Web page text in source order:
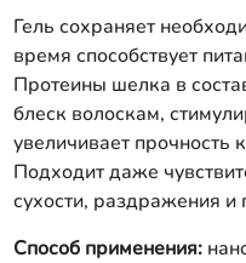
Гель сохраняет
время способствует
Протеины шелка в
блеск волоскам,
увеличивает прочность
Подходит даже
сухости, раздражения и
Способ применения: